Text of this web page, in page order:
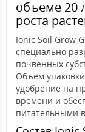
объеме 20
роста
Ionic Soil Grow
специально
почвенных
Объем
удобрение на
времени и
питательными